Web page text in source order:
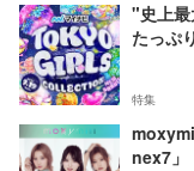
"史上最
たっぷ
特集
nex7」